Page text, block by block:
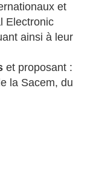
et
Electronic
ainsi à leur
et proposant :
la Sacem, du